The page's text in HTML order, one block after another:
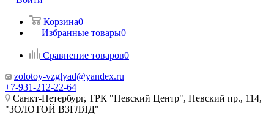
Корзина0
Избранные товары0
Сравнение товаров0
zolotoy-vzglyad@yandex.ru
+7-931-212-22-64
Санкт-Петербург, ТРК "Невский Центр", Невский пр., 114,
"ЗОЛОТОЙ ВЗГЛЯД"